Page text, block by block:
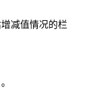
减值情况的栏